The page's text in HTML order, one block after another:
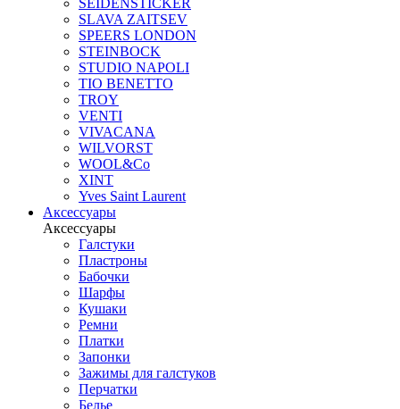
SEIDENSTICKER
SLAVA ZAITSEV
SPEERS LONDON
STEINBOCK
STUDIO NAPOLI
TIO BENETTO
TROY
VENTI
VIVACANA
WILVORST
WOOL&Co
XINT
Yves Saint Laurent
Аксессуары
Аксессуары
Галстуки
Пластроны
Бабочки
Шарфы
Кушаки
Ремни
Платки
Запонки
Зажимы для галстуков
Перчатки
Белье